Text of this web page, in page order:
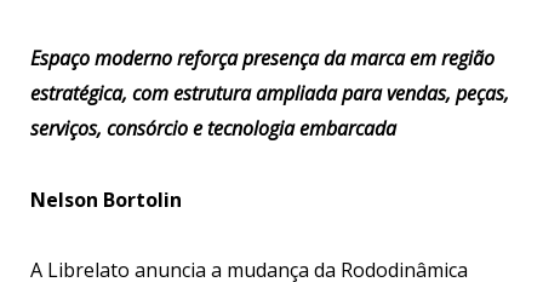
Espaço moderno reforça presença da marca em região
estratégica, com estrutura ampliada para vendas, peças,
serviços, consórcio e tecnologia embarcada
Nelson Bortolin
A Librelato anuncia a mudança da Rododinâmica